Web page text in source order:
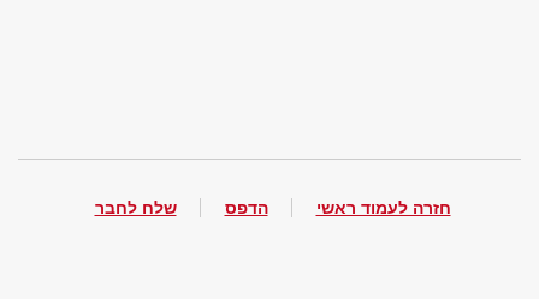
חזרה לעמוד ראשי הדפס שלח לחבר